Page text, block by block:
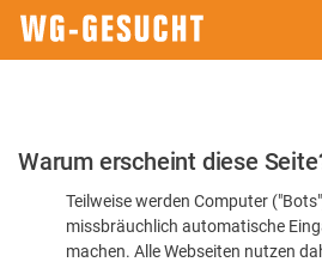
Bitte
dass
Warum erscheint diese
Teilweise werden Computer
missbräuchlich automatische
machen. Alle Webseiten nutzen